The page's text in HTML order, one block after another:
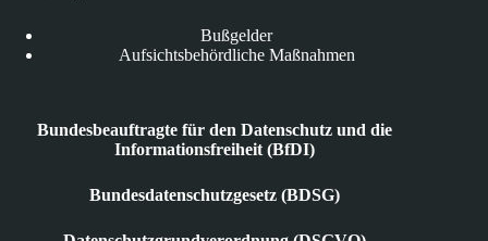
Bußgelder
Aufsichtsbehördliche Maßnahmen
Bundesbeauftragte für den Datenschutz und die
Informationsfreiheit (BfDI)
Bundesdatenschutzgesetz (BDSG)